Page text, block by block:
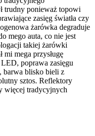
trudny ponieważ topowi
zasięg światła czy
żarówka degraduje
mego auta, co nie jest
takiej żarówki
mi mega przysługę
poprawa zasięgu
barwa blisko bieli z
sztos. Reflektory
więcej tradycyjnych